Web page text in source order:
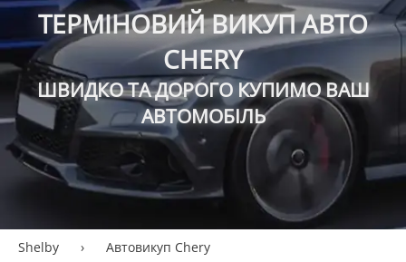
ТЕРМІНОВИЙ ВИКУП АВТО
CHERY
ШВИДКО ТА ДОРОГО КУПИМО ВАШ
АВТОМОБІЛЬ
Shelby › Автовикуп Chery